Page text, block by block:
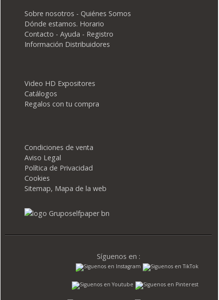
Sobre nosotros - Quiénes Somos
Dónde estamos. Horario
Contacto - Ayuda - Registro
Información Distribuidores
Video HD Expositores
Catálogos
Regalos con tu compra
Condiciones de venta
Aviso Legal
Política de Privacidad
Cookies
Sitemap, Mapa de la web
Síguenos en :